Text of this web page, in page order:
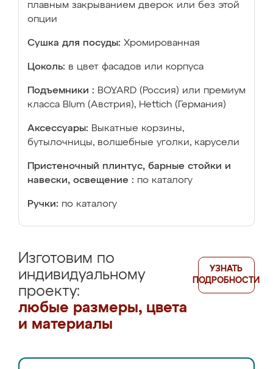
плавным закрыванием дверок или без этой
опции
Сушка для посуды: Хромированная
Цоколь: в цвет фасадов или корпуса
Подъемники : BOYARD (Россия) или премиум
класса Blum (Австрия), Hettich (Германия)
Аксессуары: Выкатные корзины,
бутылочницы, волшебные уголки, карусели
Пристеночный плинтус, барные стойки и
навески, освещение : по каталогу
Ручки: по каталогу
Изготовим по
индивидуальному
проекту:
любые размеры, цвета
и материалы
УЗНАТЬ
ПОДРОБНОСТИ